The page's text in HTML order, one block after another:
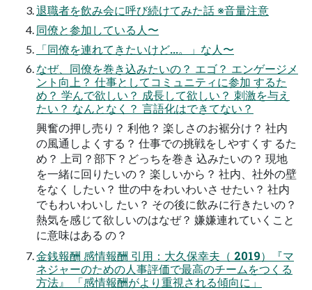
退職者を飲み会に呼び続けてみた話 ※音量注意
同僚と参加している人〜
「同僚を連れてきたいけど...。」な人〜
なぜ、同僚を巻き込みたいの？ エゴ？ エンゲージメ
ント向上？ 仕事としてコミュニティに参加 するた
め？ 学んで欲しい？ 成長して欲しい？ 刺激を与え
たい？ なんとなく？ 言語化はできてない？
興奮の押し売り？ 利他？ 楽しさのお裾分け？ 社内
の風通しよくする？ 仕事での挑戦をしやすくす るた
め？ 上司？部下？どっちを巻き 込みたいの？ 現地
を一緒に回りたいの？ 楽しいから？ 社内、社外の壁
をなく したい？ 世の中をわいわいさ せたい？ 社内
でもわいわいし たい？ その後に飲みに行きたいの？
熱気を感じて欲しいのはなぜ？ 嫌嫌連れていくこと
に意味はある の？
金銭報酬 感情報酬 引用：大久保幸夫（ 2019）『マ
ネジャーのための人事評価で最高のチームをつくる
方法』 「感情報酬がより重視される傾向に」